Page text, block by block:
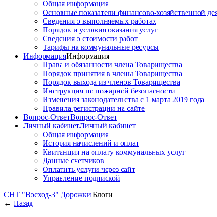
Общая информация
Основные показатели финансово-хозяйственной
Сведения о выполняемых работах
Порядок и условия оказания услуг
Сведения о стоимости работ
Тарифы на коммунальные ресурсы
ИнформацияИнформация
Права и обязанности члена Товарищества
Порядок принятия в члены Товарищества
Порядок выхода из членов Товарищества
Инструкция по пожарной безопасности
Изменения законодательства с 1 марта 2019 года
Правила регистрации на сайте
Вопрос-ОтветВопрос-Ответ
Личный кабинетЛичный кабинет
Общая информация
История начислений и оплат
Квитанция на оплату коммунальных услуг
Данные счетчиков
Оплатить услуги через сайт
Управление подпиской
СНТ "Восход-3" Дорожки Блоги
← Назад